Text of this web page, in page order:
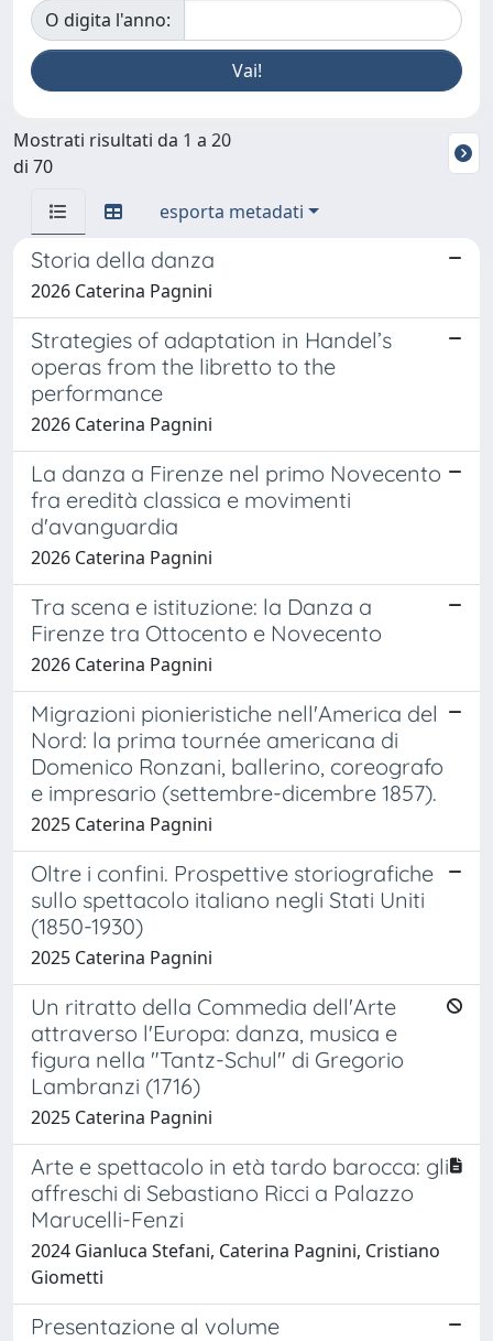
O digita l'anno:
Mostrati risultati da 1 a 20
di 70
esporta metadati
Storia della danza
2026 Caterina Pagnini
Strategies of adaptation in Handel’s
operas from the libretto to the
performance
2026 Caterina Pagnini
La danza a Firenze nel primo Novecento
fra eredità classica e movimenti
d'avanguardia
2026 Caterina Pagnini
Tra scena e istituzione: la Danza a
Firenze tra Ottocento e Novecento
2026 Caterina Pagnini
Migrazioni pionieristiche nell'America del
Nord: la prima tournée americana di
Domenico Ronzani, ballerino, coreografo
e impresario (settembre-dicembre 1857).
2025 Caterina Pagnini
Oltre i confini. Prospettive storiografiche
sullo spettacolo italiano negli Stati Uniti
(1850-1930)
2025 Caterina Pagnini
Un ritratto della Commedia dell'Arte
attraverso l'Europa: danza, musica e
figura nella "Tantz-Schul" di Gregorio
Lambranzi (1716)
2025 Caterina Pagnini
Arte e spettacolo in età tardo barocca: gli
affreschi di Sebastiano Ricci a Palazzo
Marucelli-Fenzi
2024 Gianluca Stefani, Caterina Pagnini, Cristiano
Giometti
Presentazione al volume